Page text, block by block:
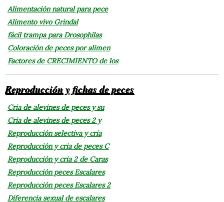
Alimentación natural para pece
Alimento vivo Grindal
fácil trampa para Drosophilas
Coloración de peces por alimen
Factores de CRECIMIENTO de los
Reproducción y fichas de peces
Cria de alevines de peces y su
Cria de alevines de peces 2 y
Reproducción selectiva y cria
Reproducción y cria de peces C
Reproducción y cria 2 de Caras
Reproducción peces Escalares
Reproducción peces Escalares 2
Diferencia sexual de escalares